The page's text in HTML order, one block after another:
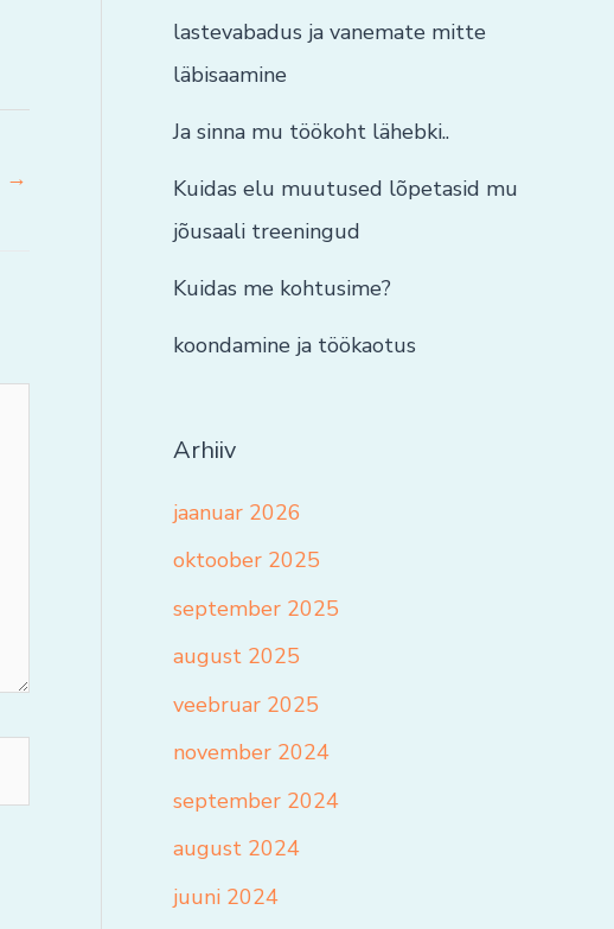
→
lastevabadus ja vanemate mitte
läbisaamine
Ja sinna mu töökoht lähebki..
Kuidas elu muutused lõpetasid mu
jõusaali treeningud
Kuidas me kohtusime?
koondamine ja töökaotus
Arhiiv
jaanuar 2026
oktoober 2025
september 2025
august 2025
veebruar 2025
november 2024
september 2024
august 2024
juuni 2024